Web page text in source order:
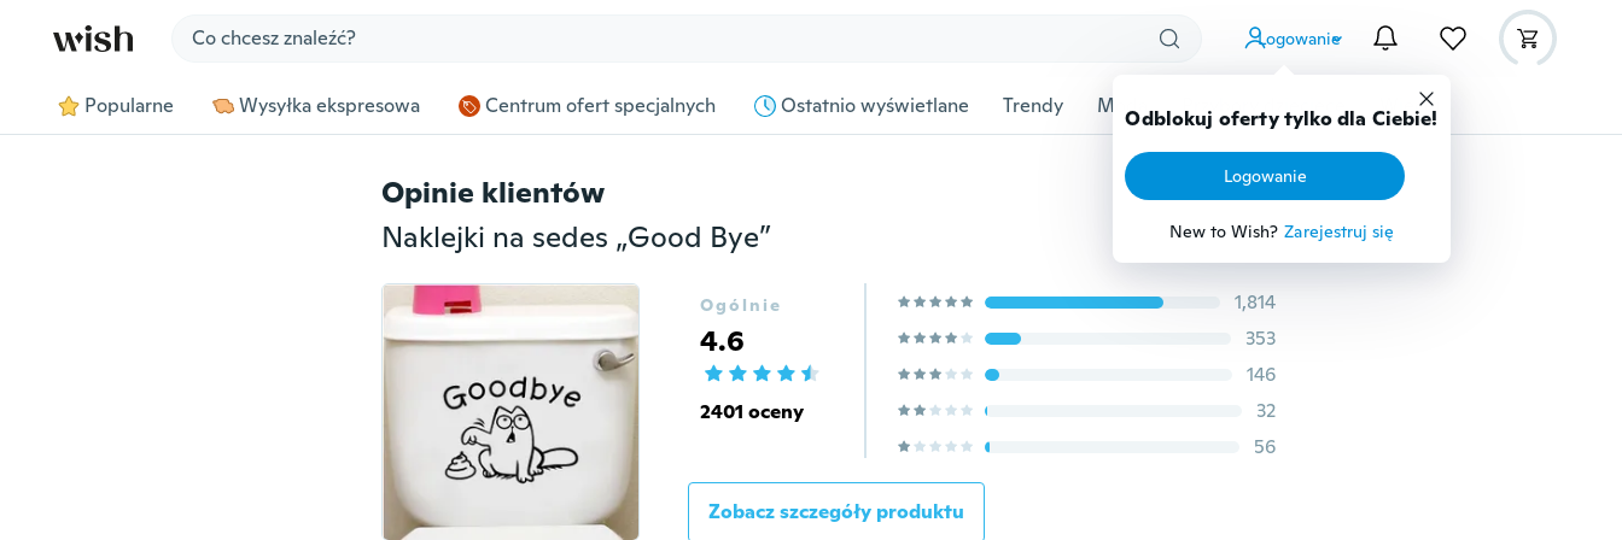
Logowanie
Odblokuj oferty tylko dla Ciebie!
Logowanie
New to Wish? Zarejestruj się
Popularne Wysyłka ekspresowa Centrum ofert specjalnych Ostatnio wyświetlane Trendy Moda Przybory dziecięce Więcej
Opinie klientów
Naklejki na sedes „Good Bye”
Ogólnie
4.6
2401 oceny
1,814
353
146
32
56
Zobacz szczegóły produktu